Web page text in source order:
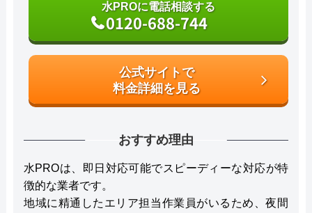
水PROに電話相談する
0120-688-744
公式サイトで
料金詳細を見る
おすすめ理由
水PROは、即日対応可能でスピーディーな対応が特
徴的な業者です。
地域に精通したエリア担当作業員がいるため、夜間